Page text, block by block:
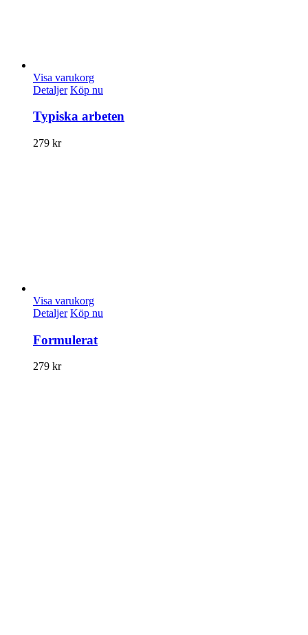
Visa varukorg
Detaljer Köp nu
Typiska arbeten
279 kr
Visa varukorg
Detaljer Köp nu
Formulerat
279 kr